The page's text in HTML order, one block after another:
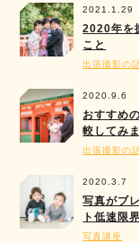
2021.1.29
2020年を
こと
出張撮影の
2020.9.6
おすすめ
較してみ
出張撮影の
2020.3.7
写真がブ
ト低速限
写真講座